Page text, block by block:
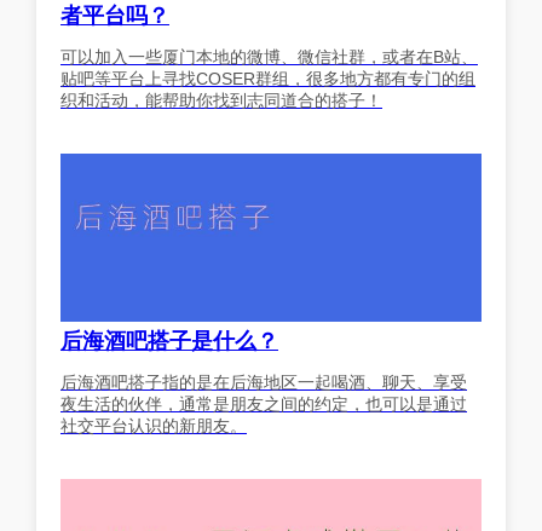
者平台吗？
可以加入一些厦门本地的微博、微信社群，或者在B站、
贴吧等平台上寻找COSER群组，很多地方都有专门的组
织和活动，能帮助你找到志同道合的搭子！
后海酒吧搭子是什么？
后海酒吧搭子指的是在后海地区一起喝酒、聊天、享受
夜生活的伙伴，通常是朋友之间的约定，也可以是通过
社交平台认识的新朋友。